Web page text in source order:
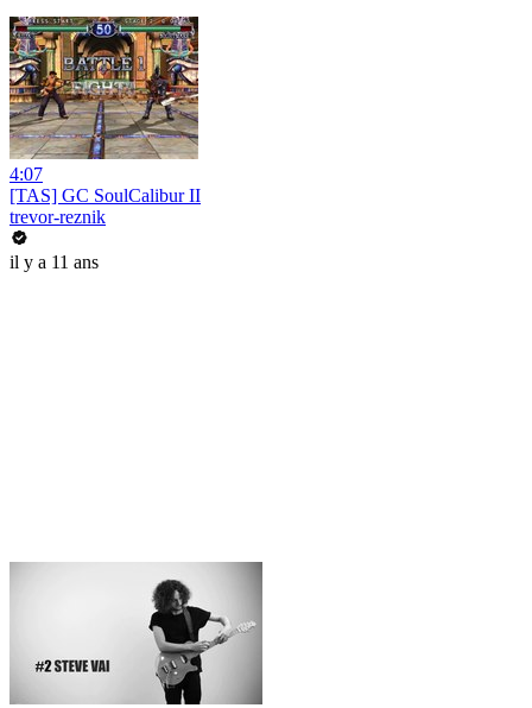
4:07
[TAS] GC SoulCalibur II
trevor-reznik
il y a 11 ans